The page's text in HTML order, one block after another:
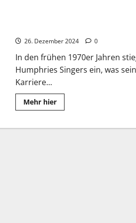
26. Dezember 2024 0
In den frühen 1970er Jahren
Humphries Singers ein, was
Karriere...
Mehr hierRead
more
Drews: